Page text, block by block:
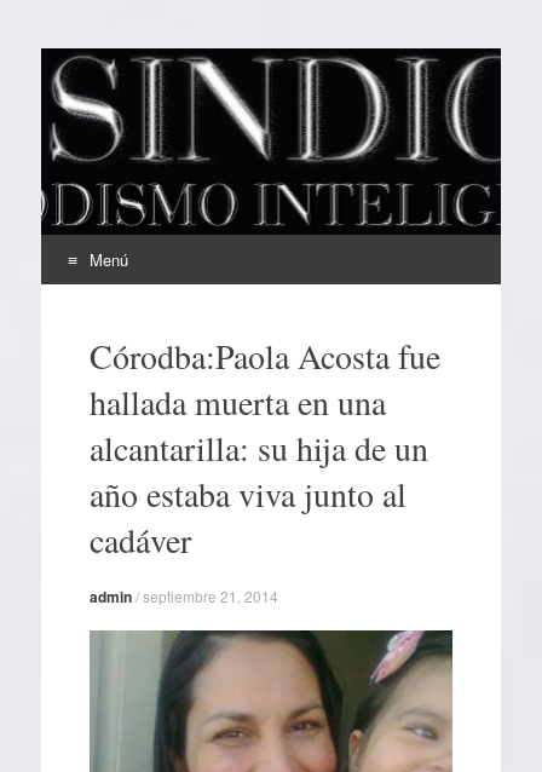
EL SINDICAL
Periodismo Inteligente
Menú
contenidoCórodba:Paola Acosta fue
hallada muerta en una
alcantarilla: su hija de un
año estaba viva junto al
cadáver
admin/septiembre 21, 2014